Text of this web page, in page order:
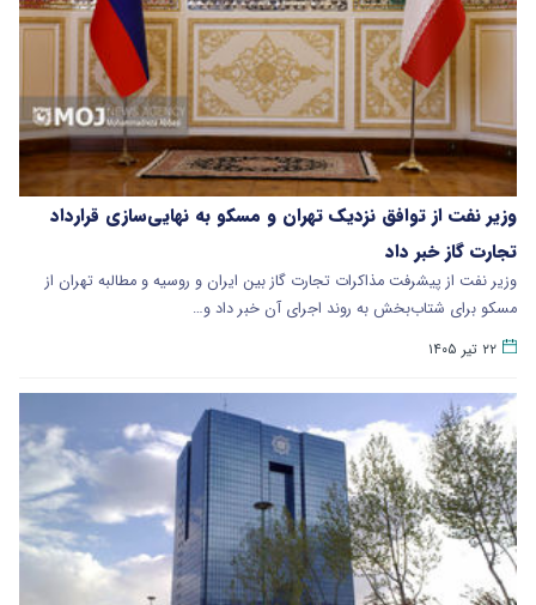
وزیر نفت از توافق نزدیک تهران و مسکو به نهایی‌سازی قرارداد
تجارت گاز خبر داد
وزیر نفت از پیشرفت مذاکرات تجارت گاز بین ایران و روسیه و مطالبه تهران از
مسکو برای شتاب‌بخش به روند اجرای آن خبر داد و…
۲۲ تیر ۱۴۰۵